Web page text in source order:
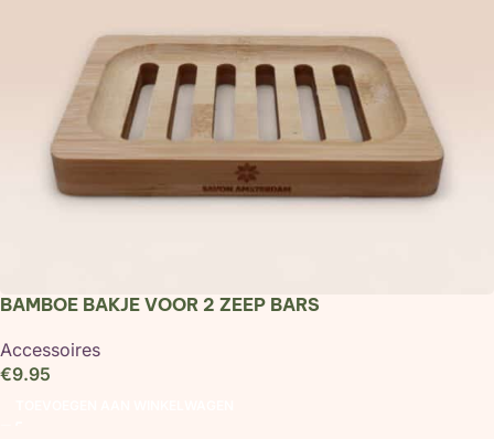
BAMBOE BAKJE VOOR 2 ZEEP BARS
Accessoires
€9.95